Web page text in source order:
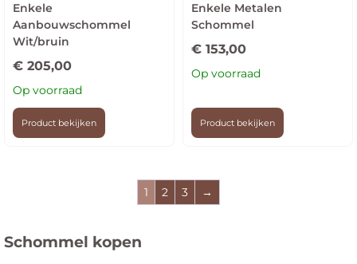
Enkele
Aanbouwschommel
Wit/bruin
€ 205,00
Op voorraad
Product bekijken
Enkele Metalen
Schommel
€ 153,00
Op voorraad
Product bekijken
1 2 3 →
Schommel kopen